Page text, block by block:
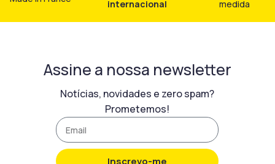
internacional
medida
Assine a nossa newsletter
Notícias, novidades e zero spam?
Prometemos!
Inscrevo-me